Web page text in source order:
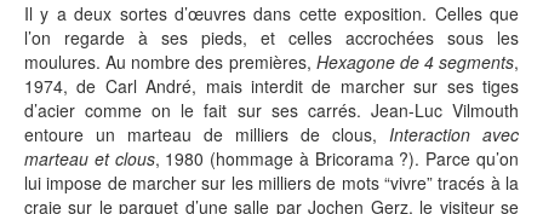
Il y a deux sortes d’œuvres dans cette exposition. Celles que
l’on regarde à ses pieds, et celles accrochées sous les
moulures. Au nombre des premières, Hexagone de 4 segments,
1974, de Carl André, mais interdit de marcher sur ses tiges
d’acier comme on le fait sur ses carrés. Jean-Luc Vilmouth
entoure un marteau de milliers de clous, Interaction avec
marteau et clous, 1980 (hommage à Bricorama ?). Parce qu’on
lui impose de marcher sur les milliers de mots “vivre” tracés à la
craie sur le parquet d’une salle par Jochen Gerz, le visiteur se